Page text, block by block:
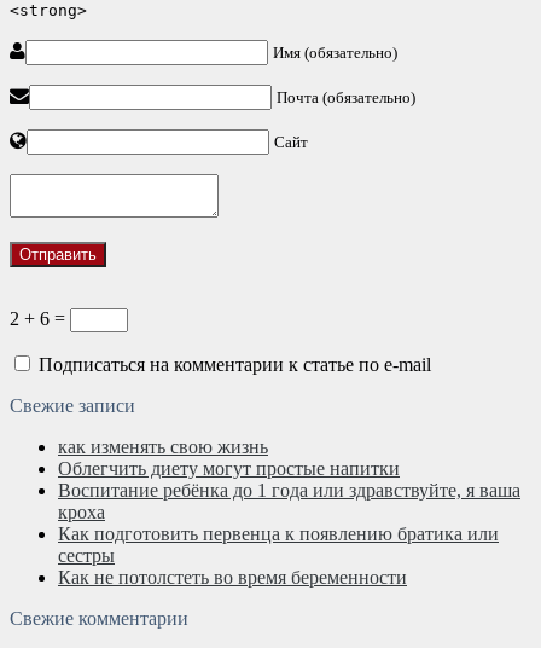
<strong>
Имя (обязательно)
Почта (обязательно)
Сайт
2 + 6 =
Подписаться на комментарии к статье по e-mail
Свежие записи
как изменять свою жизнь
Облегчить диету могут простые напитки
Воспитание ребёнка до 1 года или здравствуйте, я ваша
кроха
Как подготовить первенца к появлению братика или
сестры
Как не потолстеть во время беременности
Свежие комментарии